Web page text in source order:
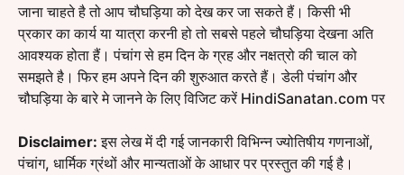
जाना चाहते है तो आप चौघड़िया को देख कर जा सकते हैं। किसी भी
प्रकार का कार्य या यात्रा करनी हो तो सबसे पहले चौघड़िया देखना अति
आवश्यक होता हैं। पंचांग से हम दिन के ग्रह और नक्षत्रो की चाल को
समझते है। फिर हम अपने दिन की शुरुआत करते हैं। डेली पंचांग और
चौघड़िया के बारे मे जानने के लिए विजिट करें HindiSanatan.com पर
Disclaimer: इस लेख में दी गई जानकारी विभिन्न ज्योतिषीय गणनाओं,
पंचांग, धार्मिक ग्रंथों और मान्यताओं के आधार पर प्रस्तुत की गई है।